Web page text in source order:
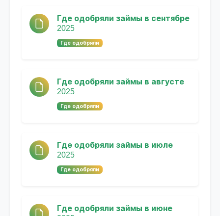
Где одобряли займы в сентябре
2025
Где одобряли
Где одобряли займы в августе
2025
Где одобряли
Где одобряли займы в июле
2025
Где одобряли
Где одобряли займы в июне